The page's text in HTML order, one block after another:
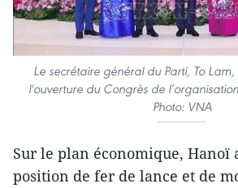
Le secrétaire général du Parti, To
l'ouverture du Congrès de
Photo: VNA
Sur le plan économique, Hanoï
position de fer de lance et de